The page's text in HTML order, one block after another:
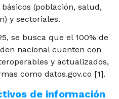
(población, salud,
y sectoriales.
se busca que el 100% de
nacional cuenten con
y actualizados,
como datos.gov.co [1].
de información